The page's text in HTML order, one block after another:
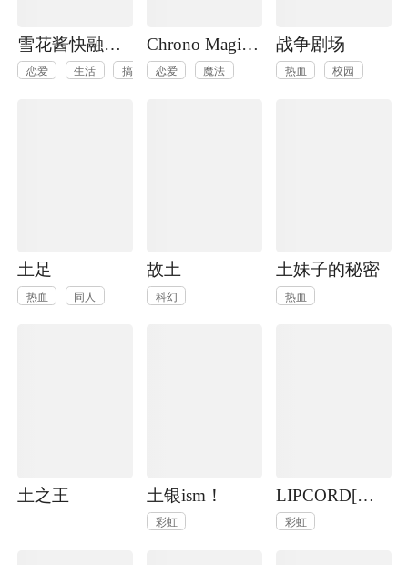
雪花酱快融化了
恋爱 生活 搞笑 奇幻 魔法
Chrono Magia时之召唤者与白刃新娘
恋爱 魔法
战争剧场
热血 校园
土足
热血 同人
故土
科幻
土妹子的秘密
热血
土之王 土银ism！
彩虹
LIPCORD[银土]
彩虹